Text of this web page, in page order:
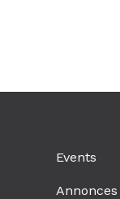
Events
Annonces